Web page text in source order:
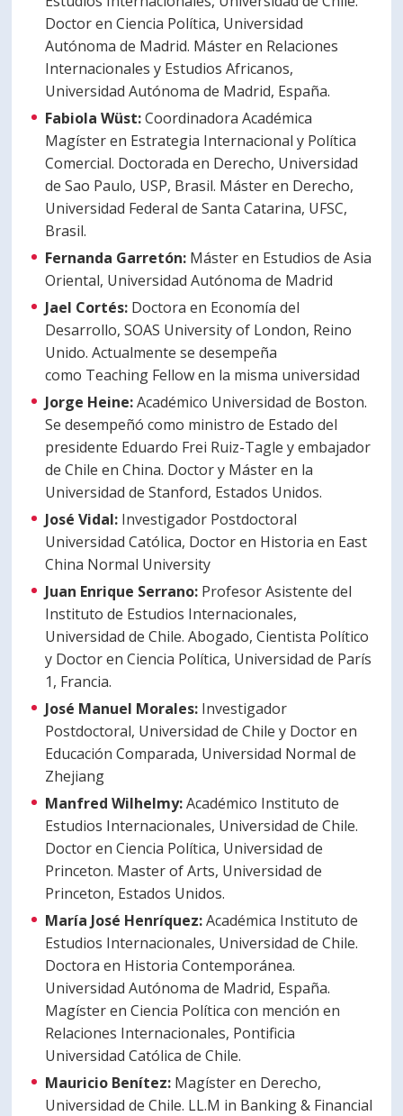
Doctor en Ciencia Política, Universidad
Autónoma de Madrid. Máster en Relaciones
Internacionales y Estudios Africanos,
Universidad Autónoma de Madrid, España.
Fabiola Wüst:Coordinadora Académica
Magíster en Estrategia Internacional y Política
Comercial. Doctorada en Derecho, Universidad
de Sao Paulo, USP, Brasil. Máster en Derecho,
Universidad Federal de Santa Catarina, UFSC,
Brasil.
Fernanda Garretón: Máster en Estudios de Asia
Oriental, Universidad Autónoma de Madrid
Jael Cortés: Doctora en Economía del
Desarrollo, SOAS University of London, Reino
Unido. Actualmente se desempeña
como Teaching Fellow en la misma universidad
Jorge Heine:Académico Universidad de Boston.
Se desempeñó como ministro de Estado del
presidente Eduardo Frei Ruiz-Tagle y embajador
de Chile en China. Doctor y Máster en la
Universidad de Stanford, Estados Unidos.
José Vidal: Investigador Postdoctoral
Universidad Católica, Doctor en Historia en East
China Normal University
Juan Enrique Serrano: Profesor Asistente del
Instituto de Estudios Internacionales,
Universidad de Chile. Abogado, Cientista Político
y Doctor en Ciencia Política, Universidad de París
1, Francia.
José Manuel Morales: Investigador
Postdoctoral, Universidad de Chile y Doctor en
Educación Comparada, Universidad Normal de
Zhejiang
Manfred Wilhelmy:Académico Instituto de
Estudios Internacionales, Universidad de Chile.
Doctor en Ciencia Política, Universidad de
Princeton. Master of Arts, Universidad de
Princeton, Estados Unidos.
María José Henríquez:Académica Instituto de
Estudios Internacionales, Universidad de Chile.
Doctora en Historia Contemporánea.
Universidad Autónoma de Madrid, España.
Magíster en Ciencia Política con mención en
Relaciones Internacionales, Pontificia
Universidad Católica de Chile.
Mauricio Benítez: Magíster en Derecho,
Universidad de Chile. LL.M in Banking & Financial